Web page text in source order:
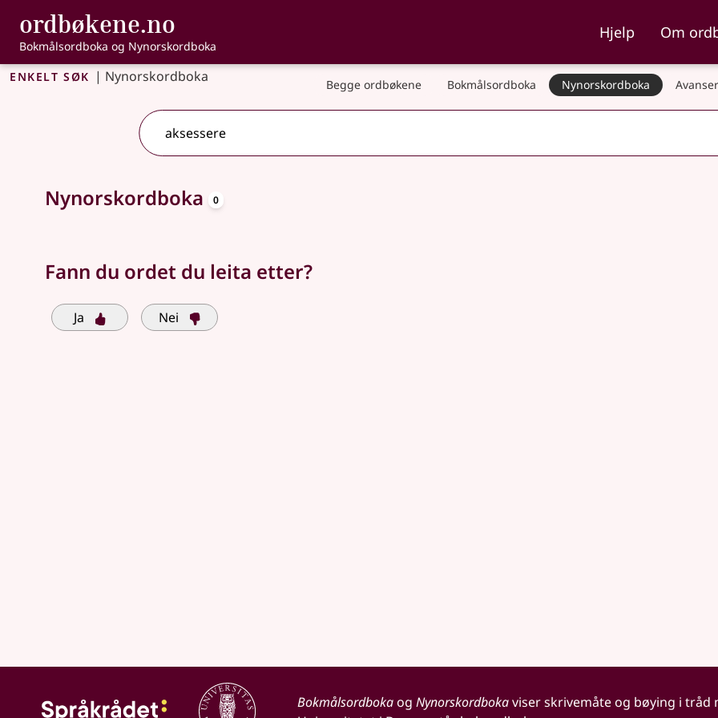
Gå til hovudinnhald
Tilgjenge
ordbøkene.no , Bokmålsordboka og Nynorskordboka
Bokmålsordboka og Nynorskordboka
Hjelp Om
Enkelt søk | Nynorskordboka Begge ordbøkene Bokmålsordboka Nynorskordboka
Søkjeforslag tilgjengelege
Nynorskordboka 0
Fann du ordet du leita etter?
Ja Nei
Bokmålsordbokaog Nynorskordbokaviser skrivemåte og bøying i tråd